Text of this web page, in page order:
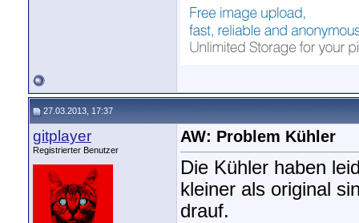
27.03.2013, 17:37
gitplayer
Registrierter Benutzer
AW: Problem Kühler
Die Kühler haben
kleiner als original
drauf.